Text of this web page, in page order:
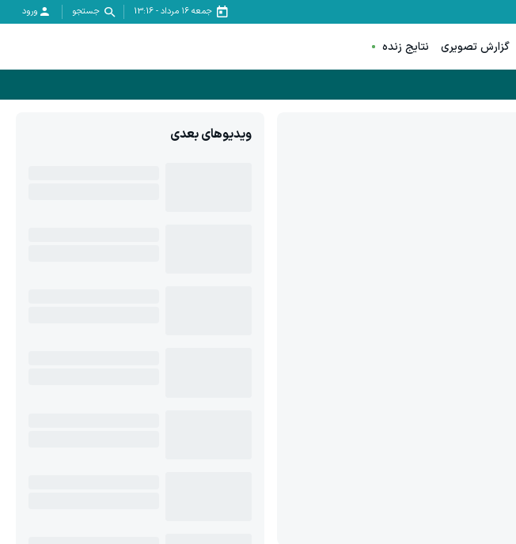
جمعه ۱۶ مرداد -
13:16 جستجو ورود
گزارش تصویری نتایج زنده
ویدیوهای بعدی